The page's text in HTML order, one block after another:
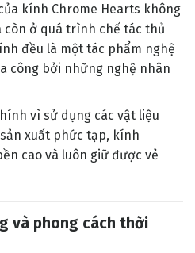
kính Chrome Hearts không
còn ở quá trình chế tác thủ
đều là một tác phẩm nghệ
công bởi những nghệ nhân
vì sử dụng các vật liệu
xuất phức tạp, kính
cao và luôn giữ được vẻ
và phong cách thời